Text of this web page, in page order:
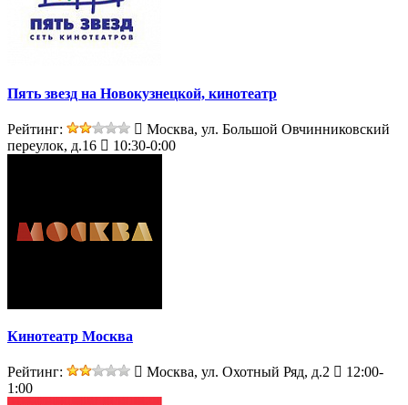
Пять звезд на Новокузнецкой, кинотеатр
Рейтинг:
Москва, ул. Большой Овчинниковский
переулок, д.16
10:30-0:00
Кинотеатр Москва
Рейтинг: Москва, ул. Охотный Ряд, д.2
12:00-
1:00